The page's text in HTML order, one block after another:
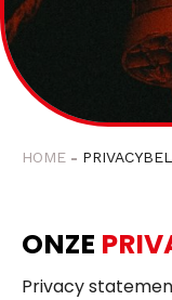
HOME
ONZE
Privacy